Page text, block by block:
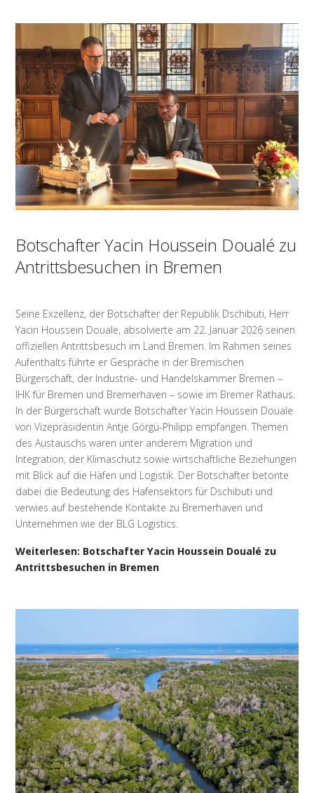
Botschafter Yacin Houssein Doualé zu
Antrittsbesuchen in Bremen
Seine Exzellenz, der Botschafter der Republik Dschibuti, Herr
Yacin Houssein Douale, absolvierte am 22. Januar 2026 seinen
offiziellen Antrittsbesuch im Land Bremen. Im Rahmen seines
Aufenthalts führte er Gespräche in der Bremischen
Bürgerschaft, der Industrie- und Handelskammer Bremen –
IHK für Bremen und Bremerhaven – sowie im Bremer Rathaus.
In der Bürgerschaft wurde Botschafter Yacin Houssein Douale
von Vizepräsidentin Antje Görgü-Philipp empfangen. Themen
des Austauschs waren unter anderem Migration und
Integration, der Klimaschutz sowie wirtschaftliche Beziehungen
mit Blick auf die Häfen und Logistik. Der Botschafter betonte
dabei die Bedeutung des Hafensektors für Dschibuti und
verwies auf bestehende Kontakte zu Bremerhaven und
Unternehmen wie der BLG Logistics.
Weiterlesen: Botschafter Yacin Houssein Doualé zu
Antrittsbesuchen in Bremen